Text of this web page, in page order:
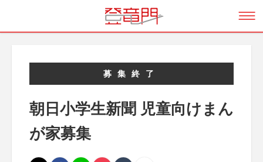
募集終了
朝日小学生新聞 児童向けまん
が家募集